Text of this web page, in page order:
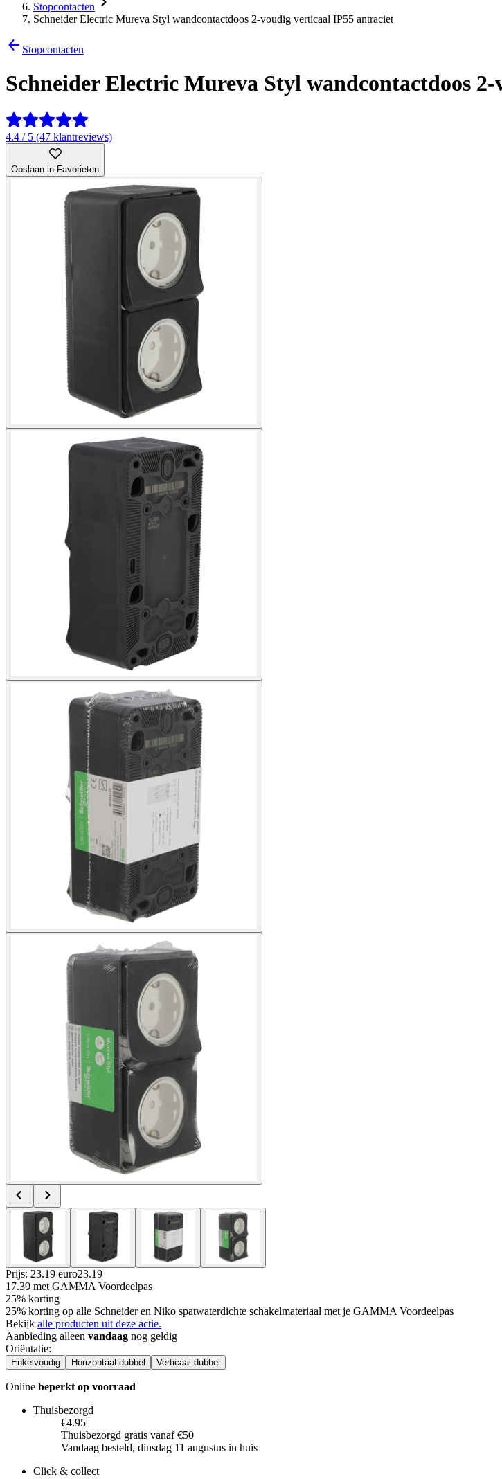
Stopcontacten
Schneider Electric Mureva Styl wandcontactdoos 2-voudig verticaal IP55 antraciet
Stopcontacten
Schneider Electric Mureva Styl wandcontactdoos
4.4 / 5 (47 klantreviews)
Opslaan in Favorieten
Prijs: 23.19 euro23.19
17.39 met GAMMA Voordeelpas
25% korting
25% korting op alle Schneider en Niko spatwaterdichte schakelmateriaal met je GAMMA Voordeelpas
Bekijk alle producten uit deze actie.
Aanbieding alleen vandaag nog geldig
Oriëntatie:
Enkelvoudig Horizontaal dubbel Verticaal dubbel
Online beperkt op voorraad
Thuisbezorgd
€4.95
Thuisbezorgd gratis vanaf €50
Vandaag besteld, dinsdag 11 augustus in huis
Click & collect